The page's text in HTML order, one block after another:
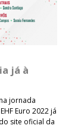
já à
jornada
Euro 2022 já
site oficial da